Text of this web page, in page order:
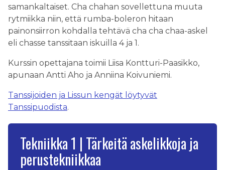
samankaltaiset. Cha chahan sovellettuna muuta
rytmiikka niin, että rumba-boleron hitaan
painonsiirron kohdalla tehtävä cha cha chaa-askel
eli chasse tanssitaan iskuilla 4 ja 1.
Kurssin opettajana toimii Liisa Kontturi-Paasikko,
apunaan Antti Aho ja Anniina Koivuniemi.
Tanssijoiden ja Lissun kengät löytyvät
Tanssipuodista.
Tekniikka 1 | Tärkeitä askelikkoja ja
perustekniikkaa